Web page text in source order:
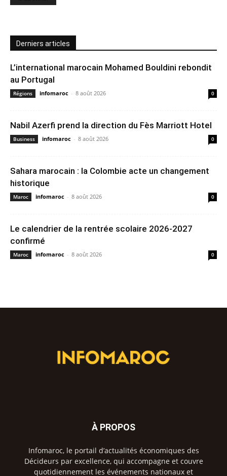
Derniers articles
L’international marocain Mohamed Bouldini rebondit
au Portugal
Régions infomaroc - 8 août 2026 0
Nabil Azerfi prend la direction du Fès Marriott Hotel
Business infomaroc - 8 août 2026 0
Sahara marocain : la Colombie acte un changement
historique
Maroc infomaroc - 8 août 2026 0
Le calendrier de la rentrée scolaire 2026-2027
confirmé
Maroc infomaroc - 8 août 2026 0
À PROPOS
Infomaroc, le portail d’actualités économiques des
Décideurs par excellence, qui accompagne et couvre
quotidiennement les événements nationaux et